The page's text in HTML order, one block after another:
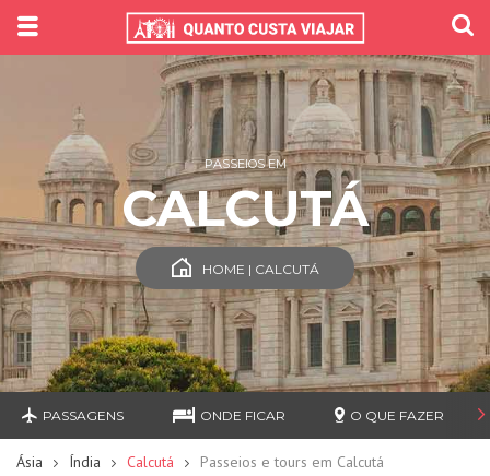
PASSEIOS EM
CALCUTÁ
HOME | CALCUTÁ
PASSAGENS ONDE FICAR O QUE FAZER
Ásia Índia Calcutá Passeios e tours em Calcutá